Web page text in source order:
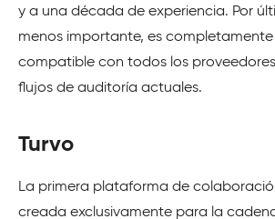
y a una década de experiencia. Por
menos importante, es
compatible con todos los
flujos de auditoría actuales.
Turvo
La primera plataforma de
creada exclusivamente para la